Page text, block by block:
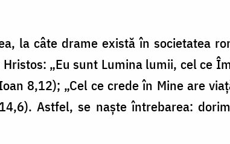
la câte drame există în societatea
„Eu sunt Lumina lumii, cel ce
8,12); „Cel ce crede în Mine are
Astfel, se naște întrebarea: